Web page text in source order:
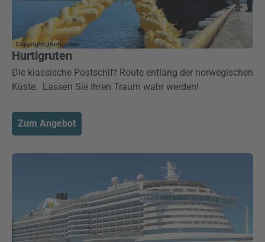
Hurtigruten
Die klassische Postschiff Route entlang der norwegischen
Küste. Lassen Sie Ihren Traum wahr werden!
Zum Angebot